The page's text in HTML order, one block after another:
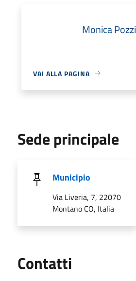
Monica Pozzi
VAI ALLA PAGINA
Sede principale
Municipio
Via Liveria, 7, 22070
Montano CO, Italia
Contatti